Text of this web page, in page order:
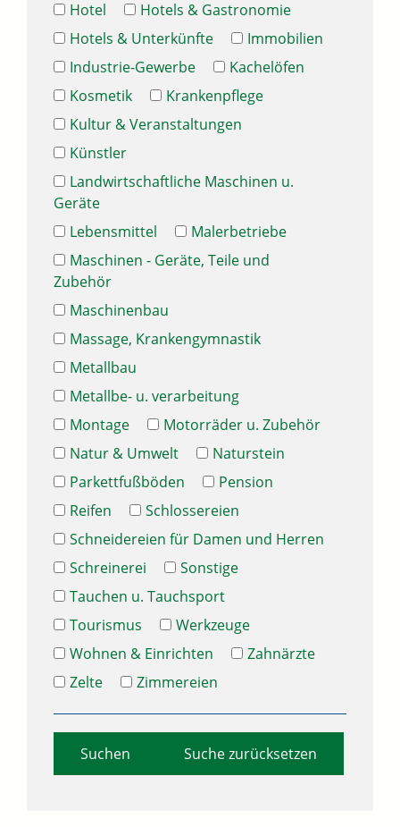
Hotel
Hotels & Gastronomie
Hotels & Unterkünfte
Immobilien
Industrie-Gewerbe
Kachelöfen
Kosmetik
Krankenpflege
Kultur & Veranstaltungen
Künstler
Landwirtschaftliche Maschinen u.
Geräte
Lebensmittel
Malerbetriebe
Maschinen - Geräte, Teile und
Zubehör
Maschinenbau
Massage, Krankengymnastik
Metallbau
Metallbe- u. verarbeitung
Montage
Motorräder u. Zubehör
Natur & Umwelt
Naturstein
Parkettfußböden
Pension
Reifen
Schlossereien
Schneidereien für Damen und Herren
Schreinerei
Sonstige
Tauchen u. Tauchsport
Tourismus
Werkzeuge
Wohnen & Einrichten
Zahnärzte
Zelte
Zimmereien
Suche zurücksetzen